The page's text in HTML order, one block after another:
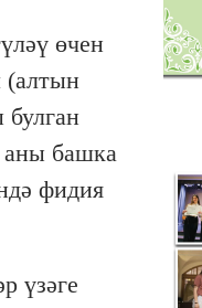
өчен
(алтын
аны башка
фидия
үзәге